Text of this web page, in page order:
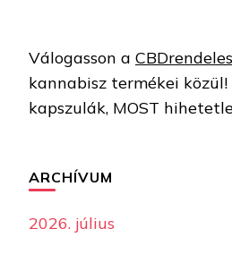
Válogasson a
kannabisz termékei közül!
kapszulák, MOST
ARCHÍVUM
2026. július